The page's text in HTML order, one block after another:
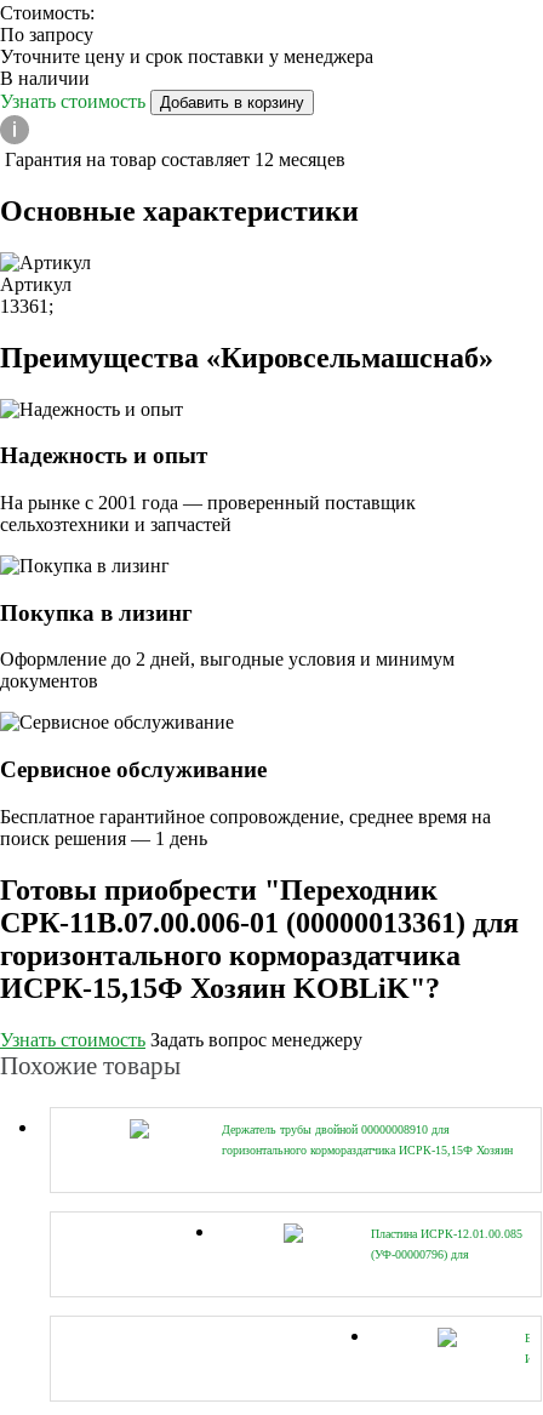
Стоимость:
По запросу
Уточните цену и срок поставки у менеджера
В наличии
Узнать стоимость
Добавить в корзину
Гарантия на товар составляет 12 месяцев
Основные характеристики
Артикул
13361;
Преимущества «Кировсельмашснаб»
Надежность и опыт
На рынке с 2001 года — проверенный поставщик
сельхозтехники и запчастей
Покупка в лизинг
Оформление до 2 дней, выгодные условия и минимум
документов
Сервисное обслуживание
Бесплатное гарантийное сопровождение, среднее время на
поиск решения — 1 день
Готовы приобрести "Переходник
СРК-11В.07.00.006-01 (00000013361) для
горизонтального кормораздатчика
ИСРК-15,15Ф Хозяин KOBLiK"?
Узнать стоимость Задать вопрос менеджеру
Похожие товары
Держатель трубы двойной 00000008910 для
горизонтального кормораздатчика ИСРК-15,15Ф Хозяин
Пластина ИСРК-12.01.00.085
(УФ-00000796) для
кормораздатчика
ИСРК-15,15Ф Хозяин
для